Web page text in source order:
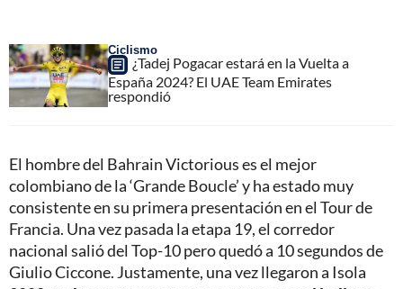
Ciclismo
¿Tadej Pogacar estará en la Vuelta a
España 2024? El UAE Team Emirates
respondió
El hombre del Bahrain Victorious es el mejor
colombiano de la ‘Grande Boucle’ y ha estado muy
consistente en su primera presentación en el Tour de
Francia. Una vez pasada la etapa 19, el corredor
nacional salió del Top-10 pero quedó a 10 segundos de
Giulio Ciccone. Justamente, una vez llegaron a Isola